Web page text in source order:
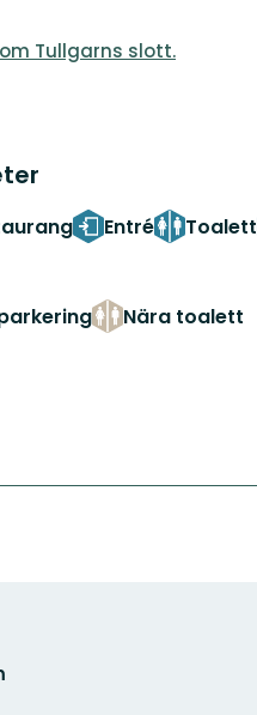
Tullgarns slott.
Entré Toalett
Nära toalett